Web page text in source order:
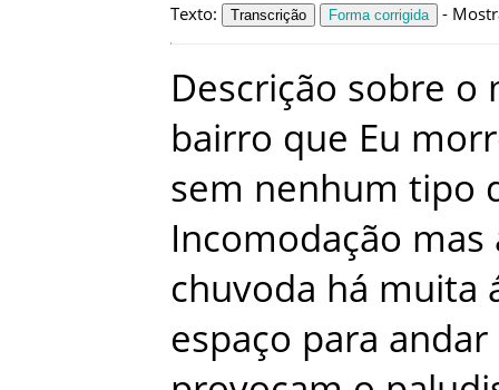
Texto: Transcrição Forma corrigida -
Descrição sobre o
bairro que Eu
sem nenhum tipo
Incomodação mas
chuvoda há muita
espaço para andar